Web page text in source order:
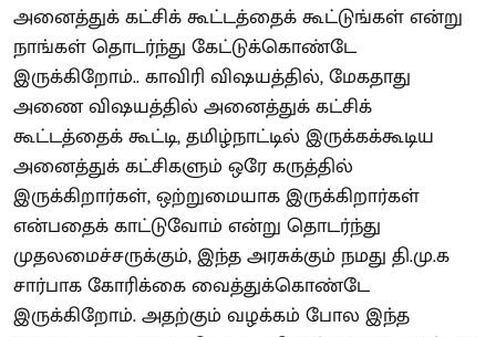
அனைத்துக் கட்சிக் கூட்டத்தைக் கூட்டுங்கள் என்று
நாங்கள் தொடர்ந்து கேட்டுக்கொண்டே
இருக்கிறோம்.. காவிரி விஷயத்தில், மேகதாது
அணை விஷயத்தில் அனைத்துக் கட்சிக்
கூட்டத்தைக் கூட்டி, தமிழ்நாட்டில் இருக்கக்கூடிய
அனைத்துக் கட்சிகளும் ஒரே கருத்தில்
இருக்கிறார்கள், ஒற்றுமையாக இருக்கிறார்கள்
என்பதைக் காட்டுவோம் என்று தொடர்ந்து
முதலமைச்சருக்கும், இந்த அரசுக்கும் நமது தி.மு.க
சார்பாக கோரிக்கை வைத்துக்கொண்டே
இருக்கிறோம். அதற்கும் வழக்கம் போல இந்த